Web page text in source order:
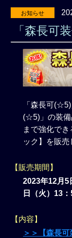
お知らせ
「森長可
「森長可
(☆5)」の装備
まで強化で
ック】を販売
【販売期間】
2023年12月5
日（火）13
【内容】
＞＞【森長